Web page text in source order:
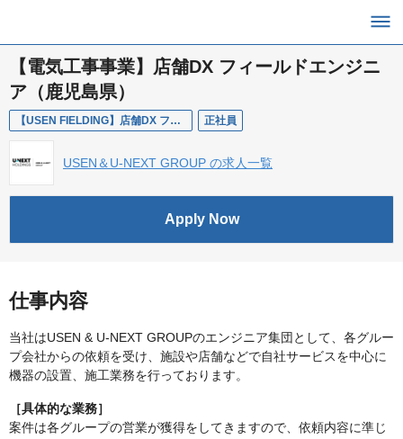
【電気工事事業】店舗DX フィールドエンジニ
ア（鹿児島県）
【USEN FIELDING】店舗DX フィールドエンジニア（鹿児島県） 正社員
USEN＆U-NEXT GROUP の求人一覧
Apply Now
仕事内容
当社はUSEN & U-NEXT GROUPのエンジニア集団として、各グルー
プ会社からの依頼を受け、施設や店舗などで自社サービスを中心に
機器の設置、施工業務を行っております。
［具体的な業務］
案件は各グループの営業が獲得をしてきますので、依頼内容に準じ